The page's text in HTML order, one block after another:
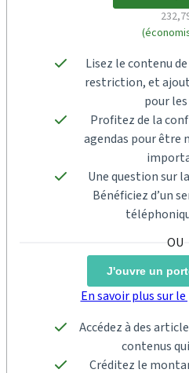
Lisez le contenu
restriction, et
pour
Profitez de la
agendas pour être
Une question sur
Bénéficiez d’un
J'ouvre un
En savoir plus sur
Accédez à des
contenus
Créditez le